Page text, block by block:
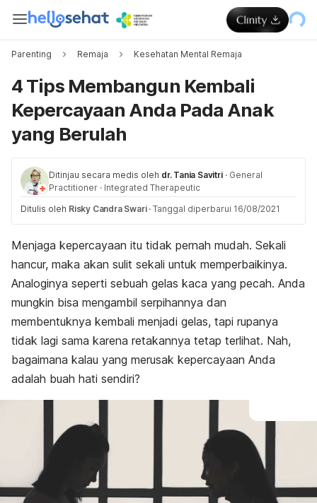
Parenting Remaja Kesehatan Mental Remaja
4 Tips Membangun Kembali
Kepercayaan Anda Pada Anak
yang Berulah
Ditinjau secara medis oleh dr. Tania Savitri · General
Practitioner · Integrated Therapeutic
Ditulis oleh Risky Candra Swari · Tanggal diperbarui 16/08/2021
Menjaga kepercayaan itu tidak pernah mudah. Sekali
hancur, ​​maka akan sulit sekali untuk memperbaikinya.
Analoginya seperti sebuah gelas kaca yang pecah. Anda
mungkin bisa mengambil serpihannya dan
membentuknya kembali menjadi gelas, tapi rupanya
tidak lagi sama karena retakannya tetap terlihat. Nah,
bagaimana kalau yang merusak kepercayaan Anda
adalah buah hati sendiri?